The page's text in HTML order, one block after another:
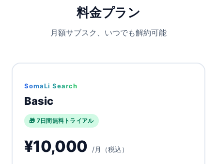
料金プラン
月額サブスク、いつでも解約可能
SomaLi Search
Basic
🎁 7日間無料トライアル
¥10,000 /月（税込）